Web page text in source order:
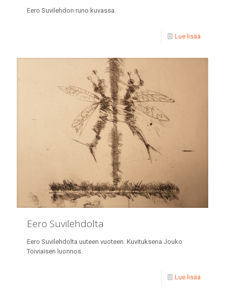
Eero Suvilehdon runo kuvassa.
Lue lisää
Eero Suvilehdolta
Eero Suvilehdolta uuteen vuoteen. Kuvituksena Jouko
Toiviaisen luonnos.
Lue lisää